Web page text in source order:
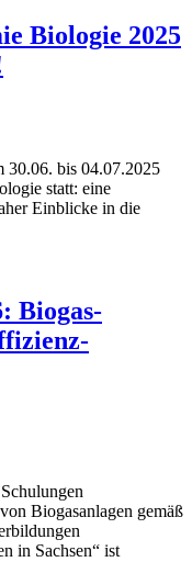
Biologie 2025
30.06. bis 04.07.2025
statt: eine
Einblicke in die
Biogas-
Biogasanlagen gemäß
in Sachsen“ ist